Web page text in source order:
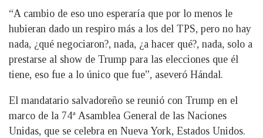
“A cambio de eso uno esperaría que por lo menos le
hubieran dado un respiro más a los del TPS, pero no hay
nada, ¿qué negociaron?, nada, ¿a hacer qué?, nada, solo a
prestarse al show de Trump para las elecciones que él
tiene, eso fue a lo único que fue”, aseveró Hándal.
El mandatario salvadoreño se reunió con Trump en el
marco de la 74ª Asamblea General de las Naciones
Unidas, que se celebra en Nueva York, Estados Unidos.